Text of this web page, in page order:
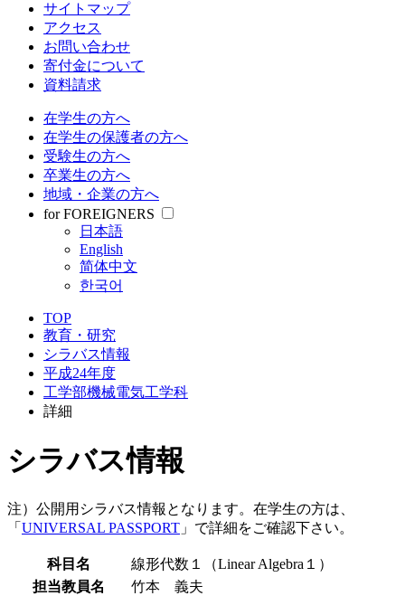
サイトマップ
アクセス
お問い合わせ
寄付金について
資料請求
在学生の方へ
在学生の保護者の方へ
受験生の方へ
卒業生の方へ
地域・企業の方へ
for FOREIGNERS
日本語
English
简体中文
한국어
TOP
教育・研究
シラバス情報
平成24年度
工学部機械電気工学科
詳細
シラバス情報
注）公開用シラバス情報となります。在学生の方は、
「 UNIVERSAL PASSPORT 」で詳細をご確認下さい。
科目名
線形代数１（Linear Algebra１）
担当教員名
竹本 義夫